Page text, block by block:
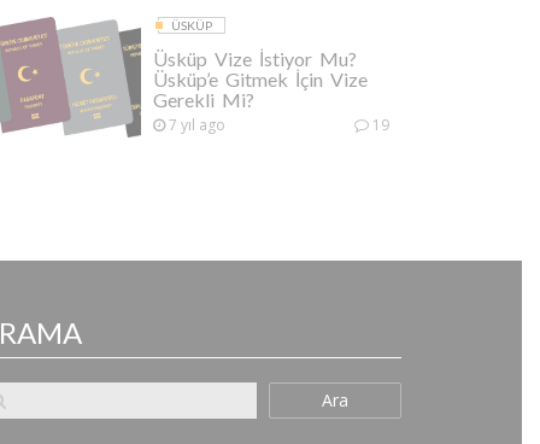
ÜSKÜP
Üsküp Vize İstiyor Mu?
Üsküp’e Gitmek İçin Vize
Gerekli Mi?
7 yıl ago 19
Ara